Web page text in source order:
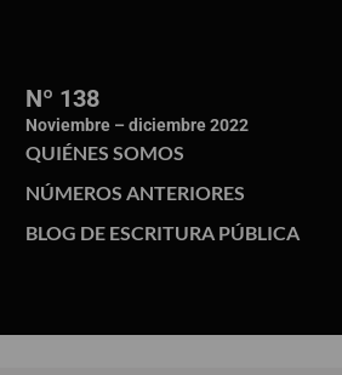
Nº 138
Noviembre – diciembre 2022
QUIÉNES SOMOS
NÚMEROS ANTERIORES
BLOG DE ESCRITURA PÚBLICA